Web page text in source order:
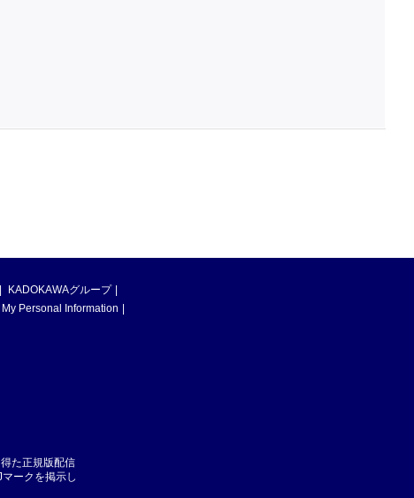
KADOKAWAグループ
Personal Information
た正規版配信
ークを掲示し